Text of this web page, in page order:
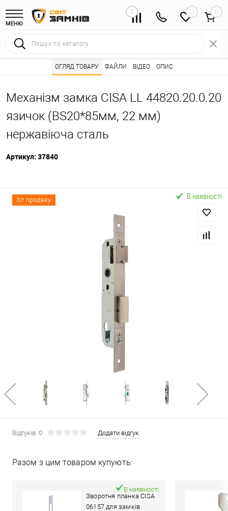
МЕНЮ
0 0
Інтернет магазин замків • Каталог товарів ⭐ • Дверні замки 🌟
Механізм замка CISA LL 44820.20.0.20
язичок (BS20*85мм, 22 мм)
нержавіюча сталь
Артикул: 37840
ОГЛЯД ТОВАРУ ФАЙЛИ ВІДЕО ОПИС
Хіт продажу
Відгуків: 0 Додати відгук
Разом з цим товаром купують:
Зворотня планка CISA
06157 для замків
В наявності
В наявності